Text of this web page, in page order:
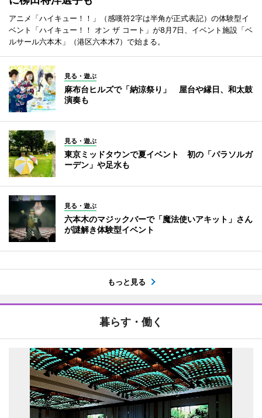
アニメ「ハイキュー！！」（感嘆符2字は半角が正式表記）の体験型イ
ベント「ハイキュー！！ オン ザ コート」が8月7日、イベント施設「ベ
ルサール六本木」（港区六本木7）で始まる。
見る・遊ぶ
麻布台ヒルズで「納涼祭り」 屋台や縁日、和太鼓
演奏も
見る・遊ぶ
東京ミッドタウンで夏イベント 初の「パラソルガ
ーデン」や足水も
見る・遊ぶ
六本木のマジックバーで「魔法使いアキット」さん
が謎解き体験型イベント
もっと見る
暮らす・働く